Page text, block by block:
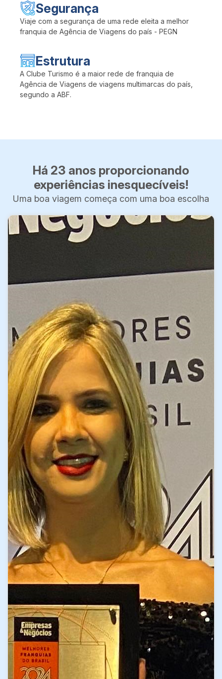
Segurança
Viaje com a segurança de uma rede eleita a melhor
franquia de Agência de Viagens do país - PEGN
Estrutura
A Clube Turismo é a maior rede de franquia de
Agência de Viagens de viagens multimarcas do país,
segundo a ABF.
Há 23 anos proporcionando
experiências inesquecíveis!
Uma boa viagem começa com uma boa escolha